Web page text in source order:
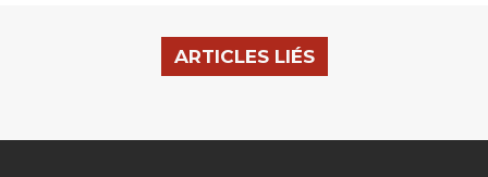
ARTICLES LIÉS